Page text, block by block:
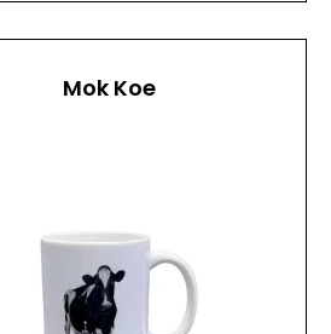
Mok Koe